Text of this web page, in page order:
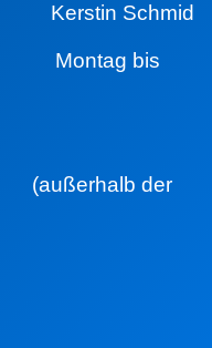
Schmid
Montag bis
der